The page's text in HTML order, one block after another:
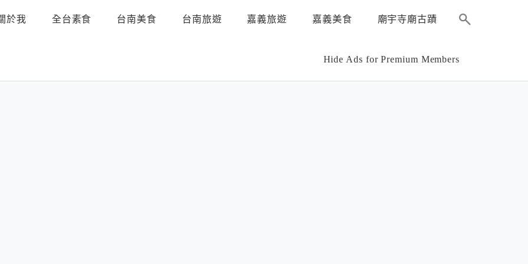
於我 全台素食 台南美食 台南旅遊 嘉義旅遊 嘉義美食 廟宇寺廟古蹟
Hide Ads for Premium Members